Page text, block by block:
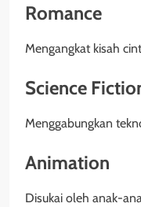
Romance
Mengangkat kisah
Science
Menggabungkan
Animation
Disukai oleh anak-